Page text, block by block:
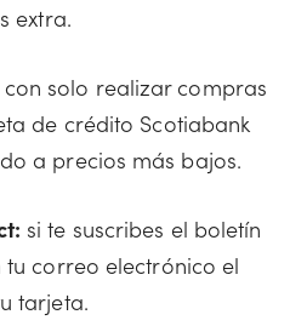
extra.
con solo realizar compras
de crédito Scotiabank
a precios más bajos.
si te suscribes el boletín
correo electrónico el
tarjeta.